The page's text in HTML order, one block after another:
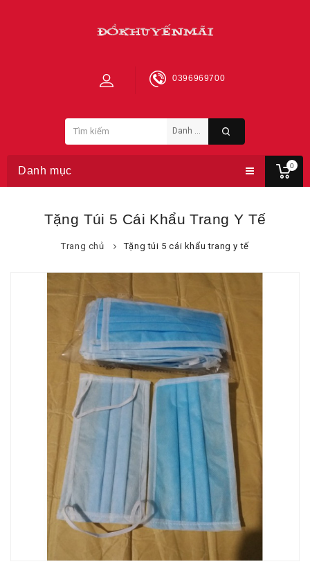
0
0396969700
Danh mục
Tặng Túi 5 Cái Khẩu Trang Y Tế
Trang chủ Tặng túi 5 cái khẩu trang y tế